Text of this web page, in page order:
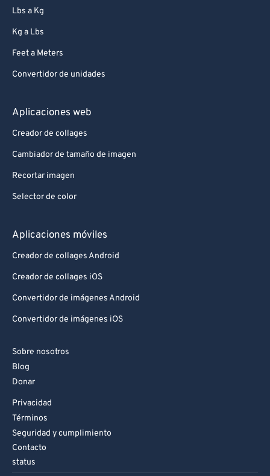
Lbs a Kg
Kg a Lbs
Feet a Meters
Convertidor de unidades
Aplicaciones web
Creador de collages
Cambiador de tamaño de imagen
Recortar imagen
Selector de color
Aplicaciones móviles
Creador de collages Android
Creador de collages iOS
Convertidor de imágenes Android
Convertidor de imágenes iOS
Sobre nosotros
Blog
Donar
Privacidad
Términos
Seguridad y cumplimiento
Contacto
status